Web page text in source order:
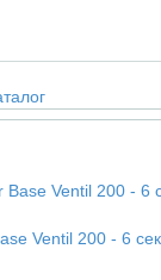
Ventil 200 - 6